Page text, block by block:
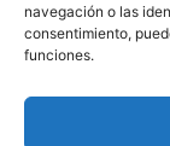
navegación o las
consentimiento,
funciones.